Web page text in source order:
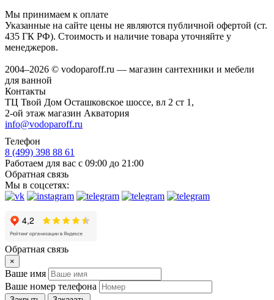
Мы принимаем к оплате
Указанные на сайте цены не являются публичной офертой (ст.
435 ГК РФ). Стоимость и наличие товара уточняйте у
менеджеров.
2004–2026 © vodoparoff.ru — магазин сантехники и мебели
для ванной
Контакты
ТЦ Твой Дом Осташковское шоссе, вл 2 ст 1,
2-ой этаж магазин Акватория
info@vodoparoff.ru
Телефон
8 (499) 398 88 61
Работаем для вас с 09:00 до 21:00
Обратная связь
Мы в соцсетях:
Обратная связь
×
Ваше имя
Ваше номер телефона